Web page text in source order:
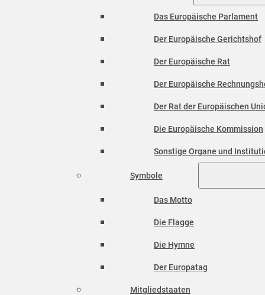
Das Europäische Parlament
Der Europäische Gerichtshof
Der Europäische Rat
Der Europäische
Der Rat der Europäischen
Die Europäische Kommission
Sonstige Organe und
Symbole
Das Motto
Die Flagge
Die Hymne
Der Europatag
Mitgliedstaaten